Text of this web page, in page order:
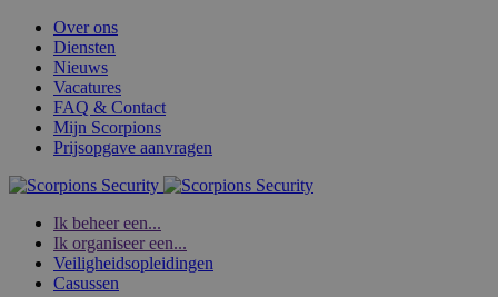
Over ons
Diensten
Nieuws
Vacatures
FAQ & Contact
Mijn Scorpions
Prijsopgave aanvragen
Ik beheer een...
Ik organiseer een...
Veiligheidsopleidingen
Casussen